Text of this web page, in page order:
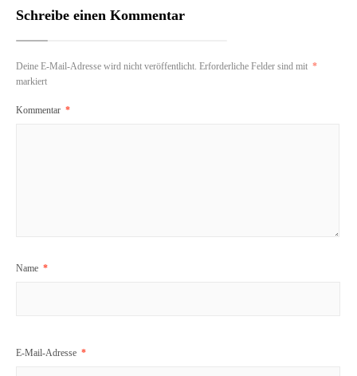
Schreibe einen Kommentar
Deine E-Mail-Adresse wird nicht veröffentlicht. Erforderliche Felder sind mit *
markiert
Kommentar *
Name *
E-Mail-Adresse *